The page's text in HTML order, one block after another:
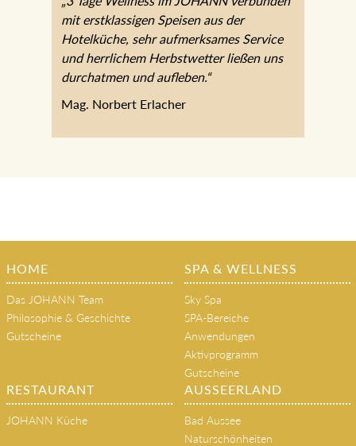
mit erstklassigen Speisen aus der
Hotelküche, sehr aufmerksames Service
und herrlichem Herbstwetter ließen uns
durchatmen und aufleben.“
Mag. Norbert Erlacher
HOME
Das JOHANN Team
Philosophie & Geschichte
Gutscheine
SPA & WELLNESS
Sky Spa
SPA-Bereiche
Anwendungen
Aktivprogramm
Gutscheine
RESTAURANT
JOHANN Küche
AUSSEERLAND
Bad Aussee
Naturschönheiten